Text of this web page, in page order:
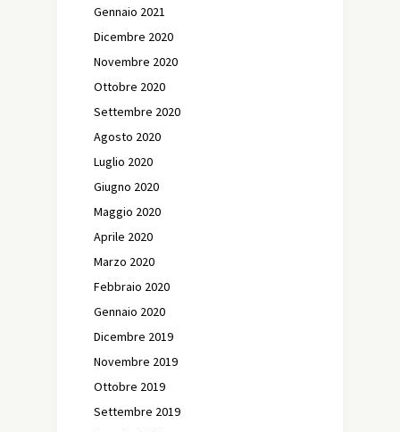
Gennaio 2021
Dicembre 2020
Novembre 2020
Ottobre 2020
Settembre 2020
Agosto 2020
Luglio 2020
Giugno 2020
Maggio 2020
Aprile 2020
Marzo 2020
Febbraio 2020
Gennaio 2020
Dicembre 2019
Novembre 2019
Ottobre 2019
Settembre 2019